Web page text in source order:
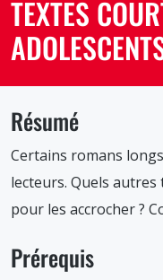
TEXTES
Résumé
Certains romans
lecteurs. Quels
pour les accrocher ?
Prérequis